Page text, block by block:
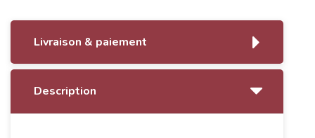
Livraison & paiement
Description